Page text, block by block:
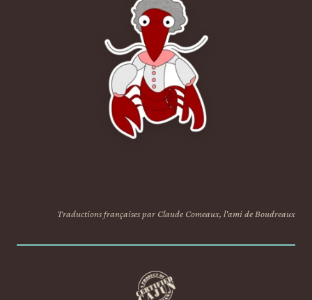
Traductions françaises par Claude Comeaux, l'ami de Boudreaux